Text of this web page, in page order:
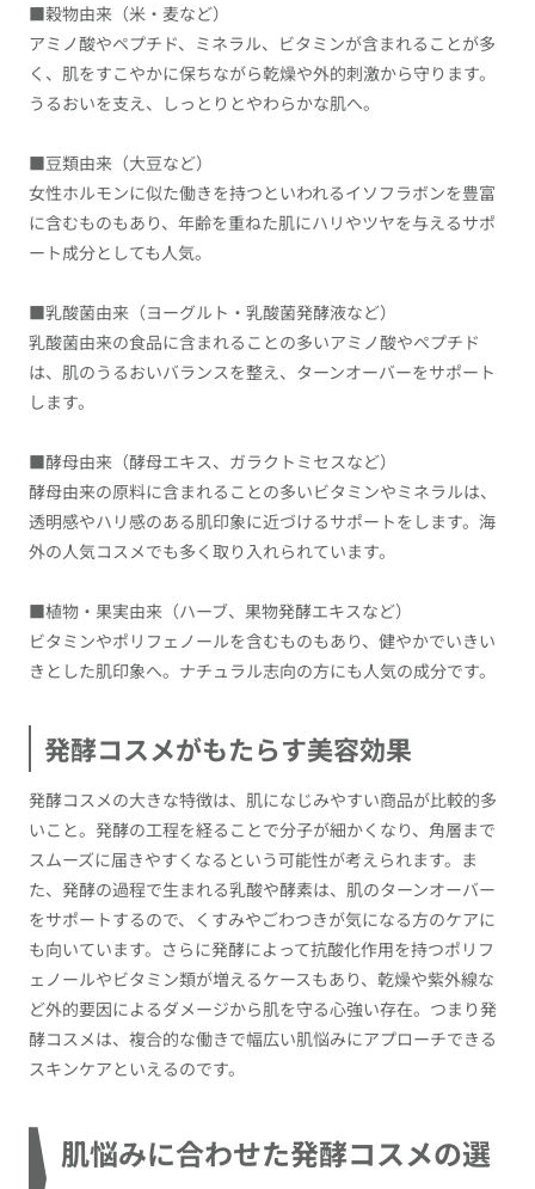
■穀物由来（米・麦など）
アミノ酸やペプチド、ミネラル、ビタミンが含まれることが多
く、肌をすこやかに保ちながら乾燥や外的刺激から守ります。
うるおいを支え、しっとりとやわらかな肌へ。
■豆類由来（大豆など）
女性ホルモンに似た働きを持つといわれるイソフラボンを豊富
に含むものもあり、年齢を重ねた肌にハリやツヤを与えるサポ
ート成分としても人気。
■乳酸菌由来（ヨーグルト・乳酸菌発酵液など）
乳酸菌由来の食品に含まれることの多いアミノ酸やペプチド
は、肌のうるおいバランスを整え、ターンオーバーをサポート
します。
■酵母由来（酵母エキス、ガラクトミセスなど）
酵母由来の原料に含まれることの多いビタミンやミネラルは、
透明感やハリ感のある肌印象に近づけるサポートをします。海
外の人気コスメでも多く取り入れられています。
■植物・果実由来（ハーブ、果物発酵エキスなど）
ビタミンやポリフェノールを含むものもあり、健やかでいきい
きとした肌印象へ。ナチュラル志向の方にも人気の成分です。
発酵コスメがもたらす美容効果
発酵コスメの大きな特徴は、肌になじみやすい商品が比較的多
いこと。発酵の工程を経ることで分子が細かくなり、角層まで
スムーズに届きやすくなるという可能性が考えられます。ま
た、発酵の過程で生まれる乳酸や酵素は、肌のターンオーバー
をサポートするので、くすみやごわつきが気になる方のケアに
も向いています。さらに発酵によって抗酸化作用を持つポリフ
ェノールやビタミン類が増えるケースもあり、乾燥や紫外線な
ど外的要因によるダメージから肌を守る心強い存在。つまり発
酵コスメは、複合的な働きで幅広い肌悩みにアプローチできる
スキンケアといえるのです。
肌悩みに合わせた発酵コスメの選